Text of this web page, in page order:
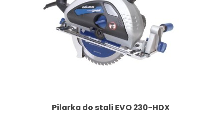
Pilarka do stali EVO 230-HDX